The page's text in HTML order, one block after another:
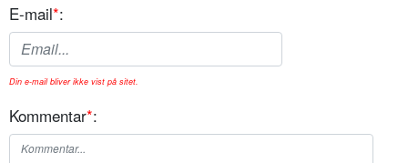
E-mail*:
Din e-mail bliver ikke vist på sitet.
Kommentar*: